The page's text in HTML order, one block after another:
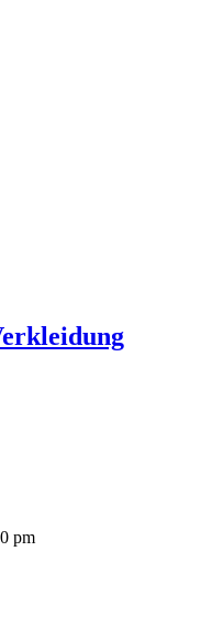
pm